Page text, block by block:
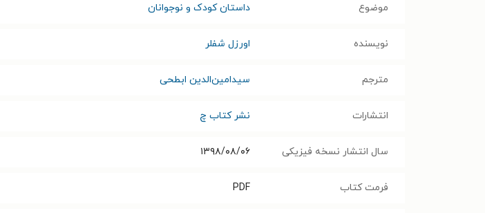
موضوع داستان کودک و نوجوانان
نویسنده اورزل شفلر
مترجم سیدامین‌الدین ابطحی
انتشارات نشر کتاب چ
سال انتشار نسخه فیزیکی ۱۳۹۸/۰۸/۰۶
فرمت کتاب PDF